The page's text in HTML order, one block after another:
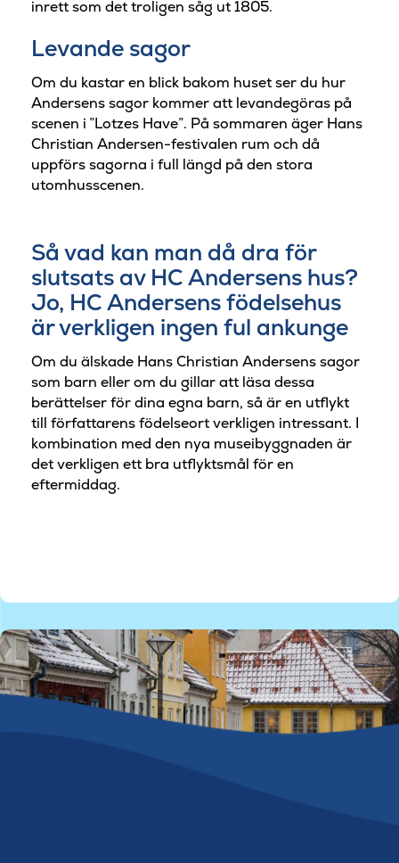
inrett som det troligen såg ut 1805.
Levande sagor
Om du kastar en blick bakom huset ser du hur
Andersens sagor kommer att levandegöras på
scenen i ”Lotzes Have”. På sommaren äger Hans
Christian Andersen-festivalen rum och då
uppförs sagorna i full längd på den stora
utomhusscenen.
Så vad kan man då dra för
slutsats av HC Andersens hus?
Jo, HC Andersens födelsehus
är verkligen ingen ful ankunge
Om du älskade Hans Christian Andersens sagor
som barn eller om du gillar att läsa dessa
berättelser för dina egna barn, så är en utflykt
till författarens födelseort verkligen intressant. I
kombination med den nya museibyggnaden är
det verkligen ett bra utflyktsmål för en
eftermiddag.